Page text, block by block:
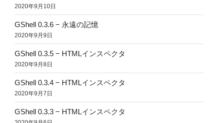
2020年9月10日
GShell 0.3.6 − 永遠の記憶
2020年9月9日
GShell 0.3.5 − HTMLインスペクタ
2020年9月8日
GShell 0.3.4 − HTMLインスペクタ
2020年9月7日
GShell 0.3.3 − HTMLインスペクタ